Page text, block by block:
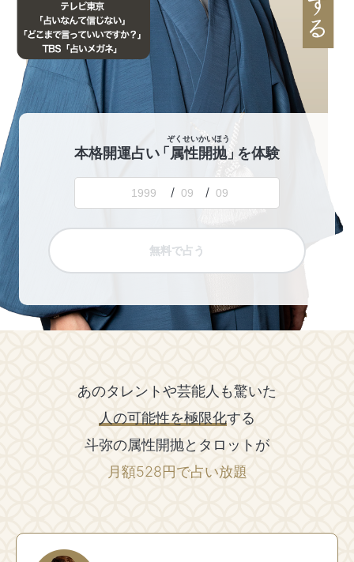
本格開運占い「属性開抛
ぞくせいかいほう
」を体験
/ /
無料で占う
あのタレントや芸能人も驚いた
人の可能性を極限化する
斗弥の属性開抛とタロットが
月額528円で占い放題